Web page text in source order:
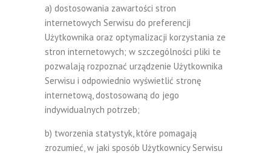
a) dostosowania zawartości stron
internetowych Serwisu do preferencji
Użytkownika oraz optymalizacji korzystania ze
stron internetowych; w szczególności pliki te
pozwalają rozpoznać urządzenie Użytkownika
Serwisu i odpowiednio wyświetlić stronę
internetową, dostosowaną do jego
indywidualnych potrzeb;
b) tworzenia statystyk, które pomagają
zrozumieć, w jaki sposób Użytkownicy Serwisu